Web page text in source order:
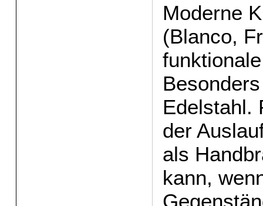
Moderne
(Blanco,
Edelstahl.
der
als
kann,